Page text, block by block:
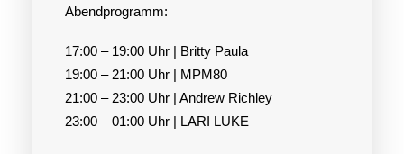
Abendprogramm:
17:00 – 19:00 Uhr | Britty Paula
19:00 – 21:00 Uhr | MPM80
21:00 – 23:00 Uhr | Andrew Richley
23:00 – 01:00 Uhr | LARI LUKE